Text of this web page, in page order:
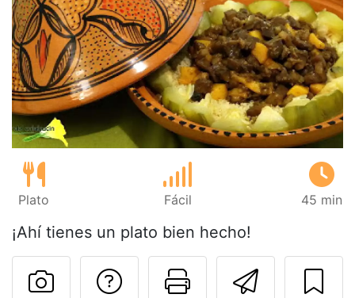
Plato Fácil 45 min
¡Ahí tienes un plato bien hecho!
Imprimir
Preguntar al autor